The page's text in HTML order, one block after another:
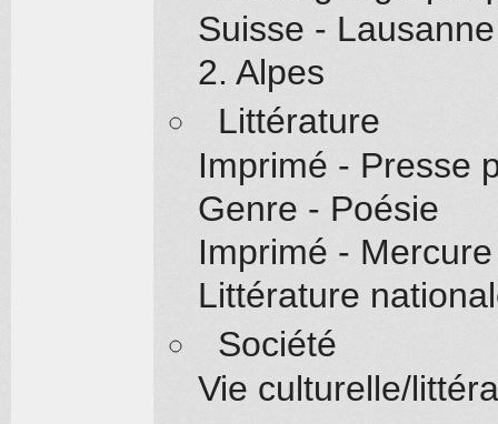
Suisse - Lausanne
2. Alpes
Littérature
Imprimé - Presse
Genre - Poésie
Imprimé -
Littérature
Société
Vie culturelle/